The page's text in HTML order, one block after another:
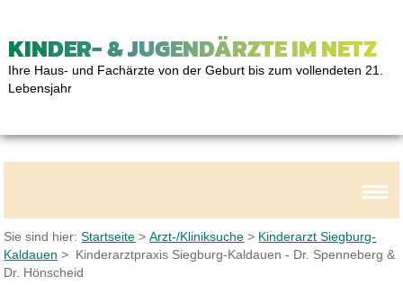
KINDER- & JUGENDÄRZTE IM NETZ
Ihre Haus- und Fachärzte von der Geburt bis zum vollendeten 21.
Lebensjahr
Sie sind hier:Startseite >Arzt-/Kliniksuche > Kinderarzt Siegburg-
Kaldauen > Kinderarztpraxis Siegburg-Kaldauen - Dr. Spenneberg &
Dr. Hönscheid